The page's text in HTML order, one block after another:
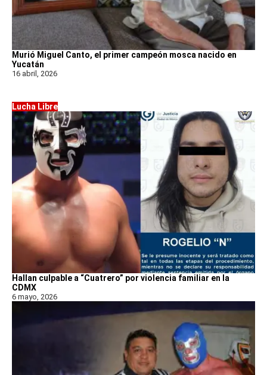
Murió Miguel Canto, el primer campeón mosca nacido en
Yucatán
16 abril, 2026
Lucha Libre
Hallan culpable a “Cuatrero” por violencia familiar en la
CDMX
6 mayo, 2026